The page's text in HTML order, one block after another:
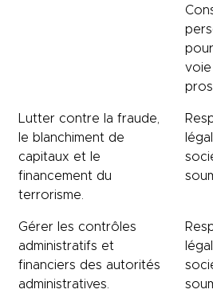
Lutter contre la fraude,
le blanchiment de
capitaux et le
financement du
terrorisme.
Gérer les contrôles
administratifs et
financiers des autorités
administratives.